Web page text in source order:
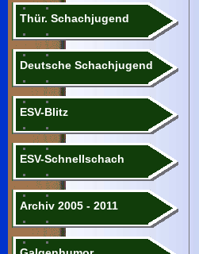
Thür. Schachjugend
Deutsche Schachjugend
ESV-Blitz
ESV-Schnellschach
Archiv 2005 - 2011